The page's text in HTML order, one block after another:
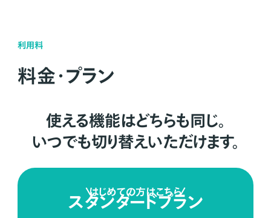
利用料
料金・プラン
使える機能はどちらも同じ。
いつでも切り替えいただけます。
はじめての方はこちら
スタンダードプラン